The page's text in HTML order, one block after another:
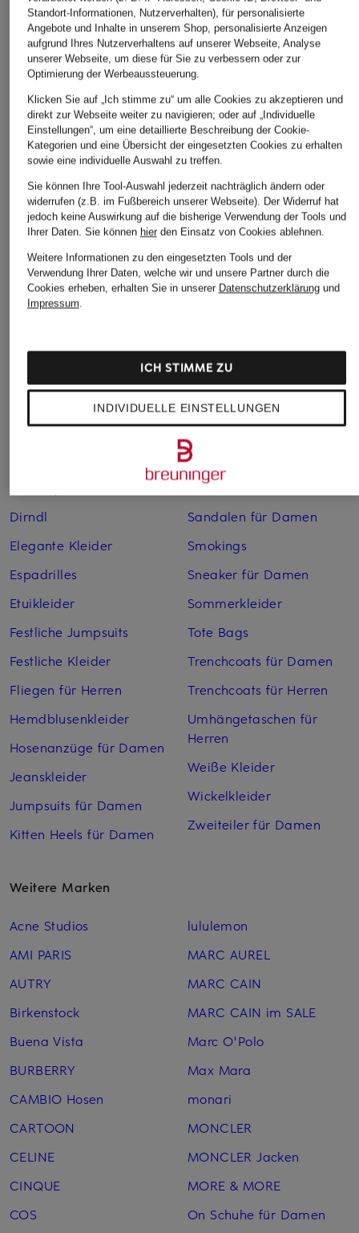
AG Jeans
Straight Jeans MARI
Slim Fit
CHF 289
BRAX
Jeans MARY
CHF 149
Levi's®
Skinny Jeans 311
Levi's® Shaping
Abendkleider
Anzüge für Herren
Boleros für Damen
Brautschuhe
Dirndl
Elegante Kleider
Espadrilles
Etuikleider
Festliche Jumpsuits
Festliche Kleider
Fliegen für Herren
Hemdblusenkleider
Hosenanzüge für Damen
Jeanskleider
Jumpsuits für Damen
Kitten Heels für Damen
Kleider
Leinenhosen für Herren
Leinenkleider
Maxikleider
Regenmäntel für Damen
Sakkos
Sandalen für Damen
Smokings
Sneaker für Damen
Sommerkleider
Tote Bags
Trenchcoats für Damen
Trenchcoats für Herren
Umhängetaschen für
Herren
Weiße Kleider
Wickelkleider
Zweiteiler für Damen
Weitere Marken
Acne Studios
AMI PARIS
AUTRY
Birkenstock
Buena Vista
BURBERRY
CAMBIO Hosen
CARTOON
CELINE
CINQUE
COS
lululemon
MARC AUREL
MARC CAIN
MARC CAIN im SALE
Marc O'Polo
Max Mara
monari
MONCLER
MONCLER Jacken
MORE & MORE
On Schuhe für Damen
Standort-Informationen, Nutzerverhalten), für personalisierte
Angebote und Inhalte in unserem Shop, personalisierte Anzeigen
aufgrund Ihres Nutzerverhaltens auf unserer Webseite, Analyse
unserer Webseite, um diese für Sie zu verbessern oder zur
Optimierung der Werbeaussteuerung.
Klicken Sie auf „Ich stimme zu“ um alle Cookies zu akzeptieren und
direkt zur Webseite weiter zu navigieren; oder auf „Individuelle
Einstellungen“, um eine detaillierte Beschreibung der Cookie-
Kategorien und eine Übersicht der eingesetzten Cookies zu erhalten
sowie eine individuelle Auswahl zu treffen.
Sie können Ihre Tool-Auswahl jederzeit nachträglich ändern oder
widerrufen (z.B. im Fußbereich unserer Webseite). Der Widerruf hat
jedoch keine Auswirkung auf die bisherige Verwendung der Tools und
Ihrer Daten. Sie können hierden Einsatz von Cookies ablehnen.
Weitere Informationen zu den eingesetzten Tools und der
Verwendung Ihrer Daten, welche wir und unsere Partner durch die
Cookies erheben, erhalten Sie in unserer Datenschutzerklärungund
Impressum.
INDIVIDUELLE EINSTELLUNGEN
ICH STIMME ZU